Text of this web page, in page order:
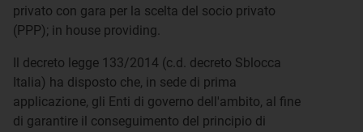
privato con gara per la scelta del socio privato
(PPP); in house providing.
Il decreto legge 133/2014 (c.d. decreto Sblocca
Italia) ha disposto che, in sede di prima
applicazione, gli Enti di governo dell'ambito, al fine
di garantire il conseguimento del principio di